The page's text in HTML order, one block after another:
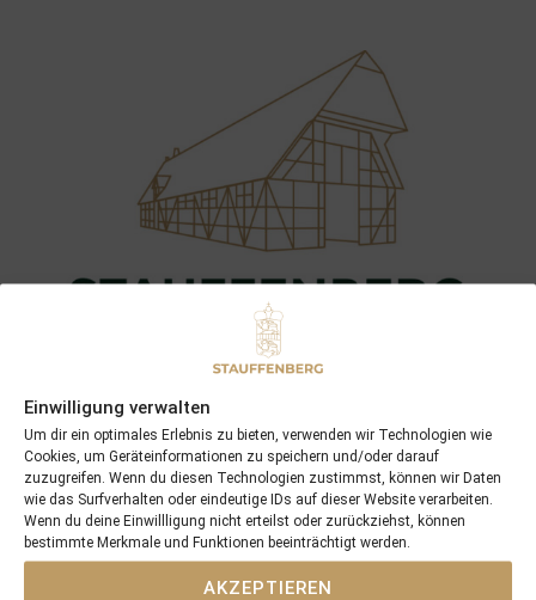
Einwilligung verwalten
Um dir ein optimales Erlebnis zu bieten, verwenden wir Technologien wie
Cookies, um Geräteinformationen zu speichern und/oder darauf
zuzugreifen. Wenn du diesen Technologien zustimmst, können wir Daten
wie das Surfverhalten oder eindeutige IDs auf dieser Website verarbeiten.
Wenn du deine Einwillligung nicht erteilst oder zurückziehst, können
bestimmte Merkmale und Funktionen beeinträchtigt werden.
AKZEPTIEREN